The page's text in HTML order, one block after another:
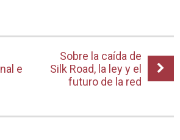
e
Sobre la caída de
Silk Road, la ley y el
futuro de la red